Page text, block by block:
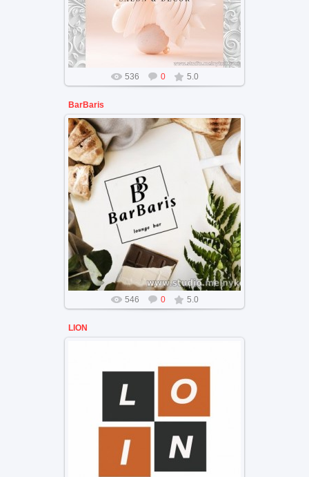
536 0 5.0
BarBaris
Брендинг бара для отдыха
546 0 5.0
LION
Брендинг компании Lion
цветовая палитра